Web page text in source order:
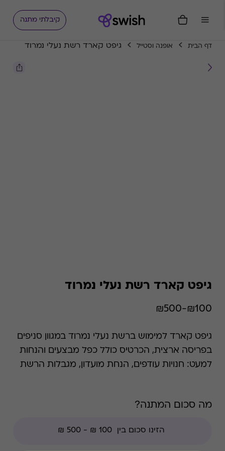
קיבלתי מתנה
דף הבית אופנה וסטייל גיפט קארד רשת נעלי נמרוד
גיפט קארד רשת נעלי נמרוד
₪100-₪500
גיפט קארד למימוש ברשת נעלי נמרוד במגוון סניפים
בפריסה ארצית, הכרטיס כולל כפל מבצעים והנחות
למעט: חנויות עודפים, הנחת מועדון, מגבלות הרשת
נוחות, אופנתיות וכמובן ילדות ישראלית. העסק
בחזית הפיתוח הטכנולוגי, מבצעת בקרת איכות
מה סכום המתנה?